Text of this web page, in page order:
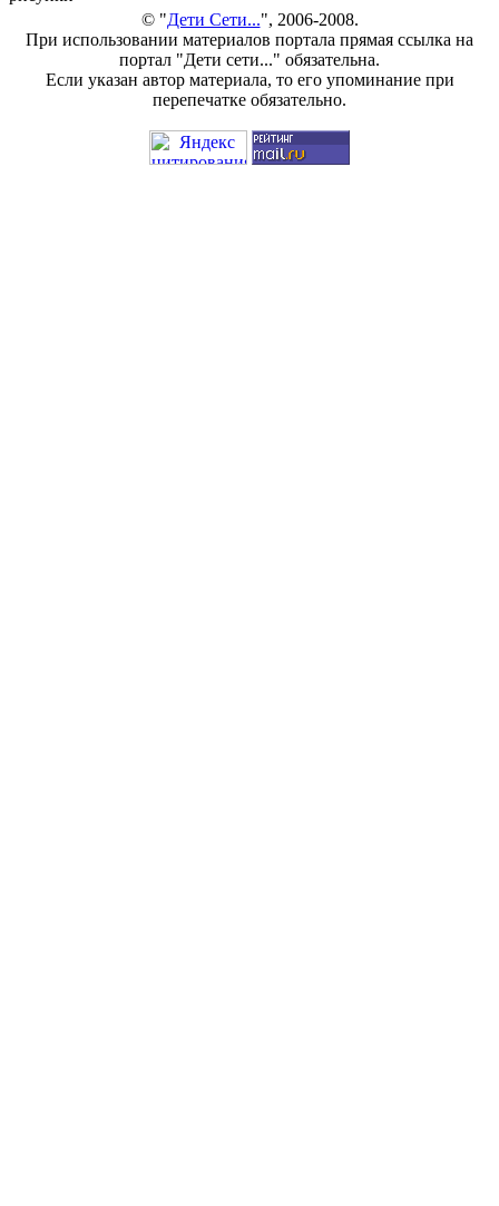
© "Дети Сети...", 2006-2008.
При использовании материалов портала прямая ссылка на
портал "Дети сети..." обязательна.
Если указан автор материала, то его упоминание при
перепечатке обязательно.